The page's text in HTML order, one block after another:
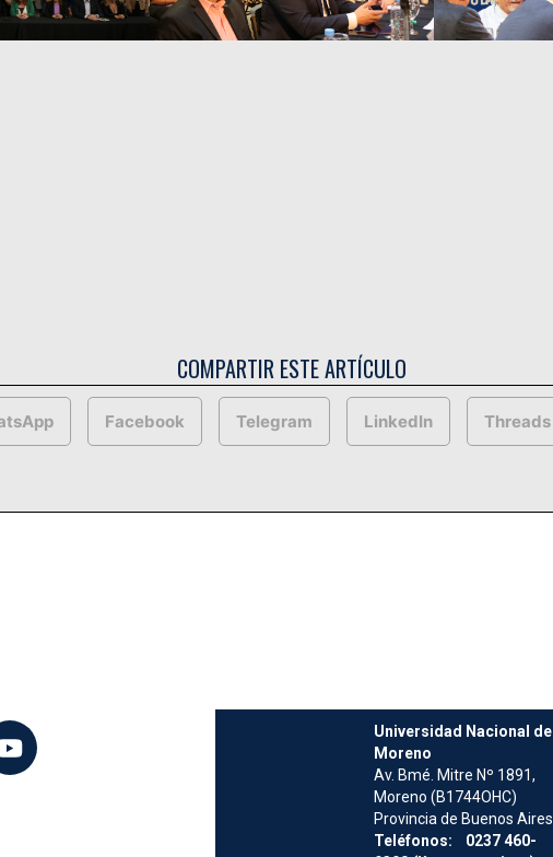
COMPARTIR ESTE ARTÍCULO
Facebook Telegram LinkedIn Threads
Universidad Nacional de
Moreno
Av. Bmé. Mitre Nº 1891,
Moreno (B1744OHC)
Provincia de Buenos Aires
Teléfonos: 0237 460-